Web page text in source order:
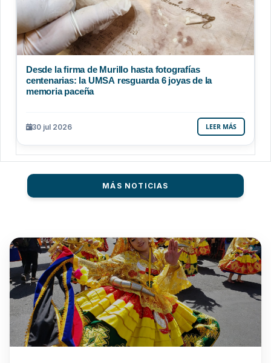
Desde la firma de Murillo hasta fotografías
centenarias: la UMSA resguarda 6 joyas de la
memoria paceña
30 jul 2026 LEER MÁS
MÁS NOTICIAS